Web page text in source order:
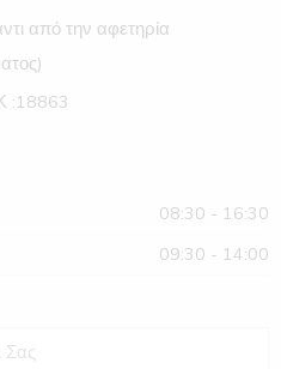
από την αφετηρία
:18863
08:30 - 16:30
09:30 - 14:00